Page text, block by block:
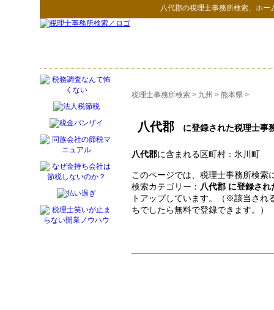
八代郡の税理士事務所検索、ホー
税理士事務所検索 > 九州 > 熊本県 >
八代郡 に登録された税理士事
八代郡に含まれる区町村：氷川町
このページでは、税理士事務所検索
検索カテゴリー： 八代郡 に登録さ
トアップしています。（※該当され
ちでしたら無料で登録できます。）